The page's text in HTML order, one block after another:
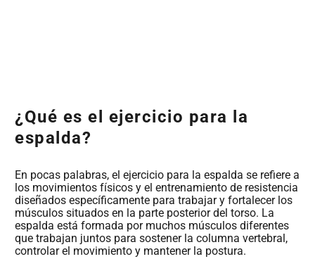
¿Qué es el ejercicio para la
espalda?
En pocas palabras, el ejercicio para la espalda se refiere a
los movimientos físicos y el entrenamiento de resistencia
diseñados específicamente para trabajar y fortalecer los
músculos situados en la parte posterior del torso. La
espalda está formada por muchos músculos diferentes
que trabajan juntos para sostener la columna vertebral,
controlar el movimiento y mantener la postura.